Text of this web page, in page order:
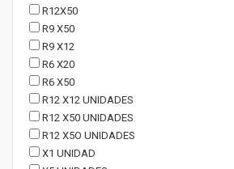
R12X50
R9 X50
R9 X12
R6 X20
R6 X50
R12 X12 UNIDADES
R12 X50 UNIDADES
R12 X5O UNIDADES
X1 UNIDAD